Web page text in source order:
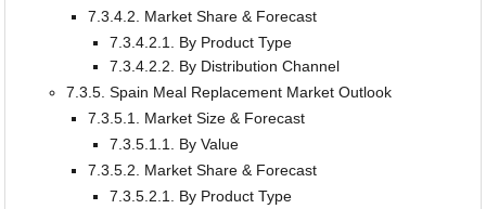
7.3.4.2. Market Share & Forecast
7.3.4.2.1. By Product Type
7.3.4.2.2. By Distribution Channel
7.3.5. Spain Meal Replacement Market Outlook
7.3.5.1. Market Size & Forecast
7.3.5.1.1. By Value
7.3.5.2. Market Share & Forecast
7.3.5.2.1. By Product Type